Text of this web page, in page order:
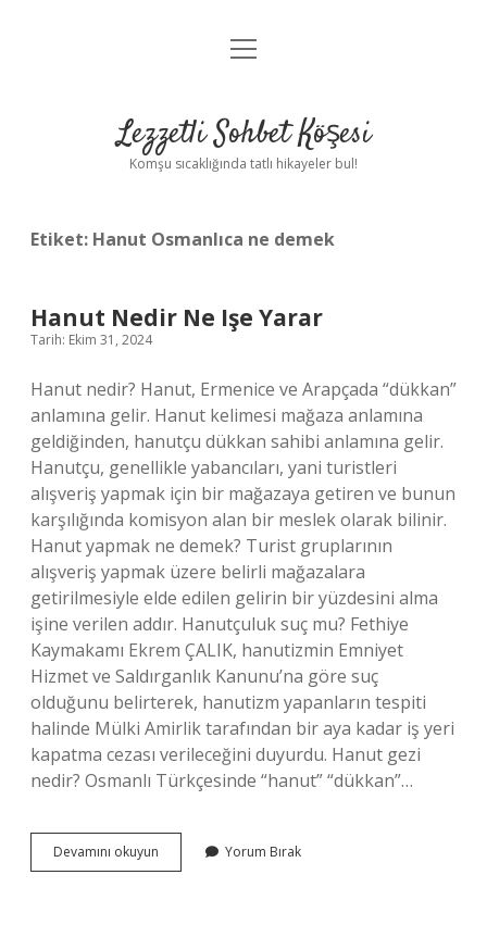
Anasayfa
Yasal Uyarı
menüyü
Lezzetli Sohbet Köşesi
Komşu sıcaklığında tatlı hikayeler bul!
Etiket: Hanut Osmanlıca ne demek
Hanut Nedir Ne Işe Yarar
Tarih: Ekim 31, 2024
Hanut nedir? Hanut, Ermenice ve Arapçada “dükkan”
anlamına gelir. Hanut kelimesi mağaza anlamına
geldiğinden, hanutçu dükkan sahibi anlamına gelir.
Hanutçu, genellikle yabancıları, yani turistleri
alışveriş yapmak için bir mağazaya getiren ve bunun
karşılığında komisyon alan bir meslek olarak bilinir.
Hanut yapmak ne demek? Turist gruplarının
alışveriş yapmak üzere belirli mağazalara
getirilmesiyle elde edilen gelirin bir yüzdesini alma
işine verilen addır. Hanutçuluk suç mu? Fethiye
Kaymakamı Ekrem ÇALIK, hanutizmin Emniyet
Hizmet ve Saldırganlık Kanunu’na göre suç
olduğunu belirterek, hanutizm yapanların tespiti
halinde Mülki Amirlik tarafından bir aya kadar iş yeri
kapatma cezası verileceğini duyurdu. Hanut gezi
nedir? Osmanlı Türkçesinde “hanut” “dükkan”…
Devamını okuyun
Nedir
Yorum Bırak